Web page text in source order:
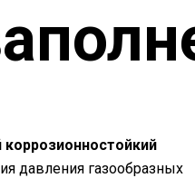
давления газообразных